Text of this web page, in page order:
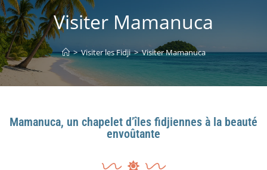
Visiter Mamanuca
> Visiter les Fidji > Visiter Mamanuca
Mamanuca, un chapelet d’îles fidjiennes à la beauté
envoûtante